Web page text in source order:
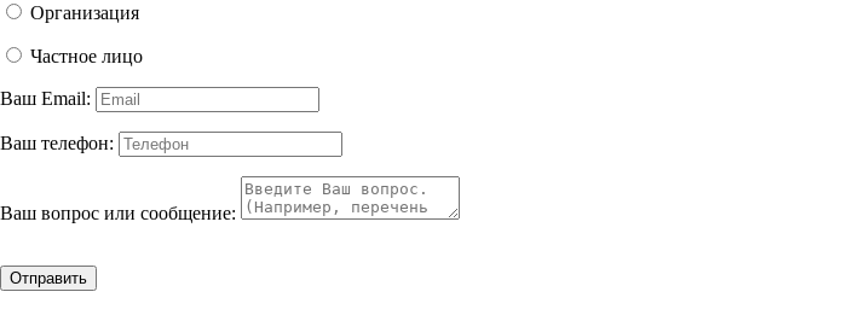
Организация
Частное лицо
Ваш Email:
Ваш телефон:
Ваш вопрос или сообщение:
Отправить